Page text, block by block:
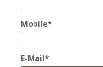
Mobile*
E-Mail*